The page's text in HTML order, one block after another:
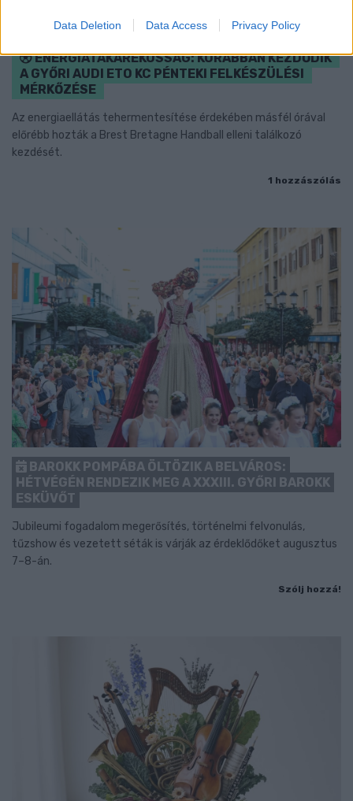
Data Deletion Data Access Privacy Policy
ENERGIATAKARÉKOSSÁG: KORÁBBAN KEZDŐDIK
A GYŐRI AUDI ETO KC PÉNTEKI FELKÉSZÜLÉSI
MÉRKŐZÉSE
Az energiaellátás tehermentesítése érdekében másfél órával
előrébb hozták a Brest Bretagne Handball elleni találkozó
kezdését.
1 hozzászólás
BAROKK POMPÁBA ÖLTÖZIK A BELVÁROS:
HÉTVÉGÉN RENDEZIK MEG A XXXIII. GYŐRI BAROKK
ESKÜVŐT
Jubileumi fogadalom megerősítés, történelmi felvonulás,
tűzshow és vezetett séták is várják az érdeklődőket augusztus
7–8-án.
Szólj hozzá!